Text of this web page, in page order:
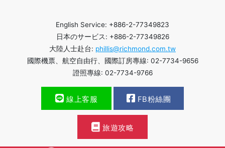
English Service: +886-2-77349823
日本のサービス: +886-2-77349826
大陸人士赴台: phillis@richmond.com.tw
國際機票、航空自由行、國際訂房專線: 02-7734-9656
證照專線: 02-7734-9766
線上客服 FB粉絲團
旅遊攻略